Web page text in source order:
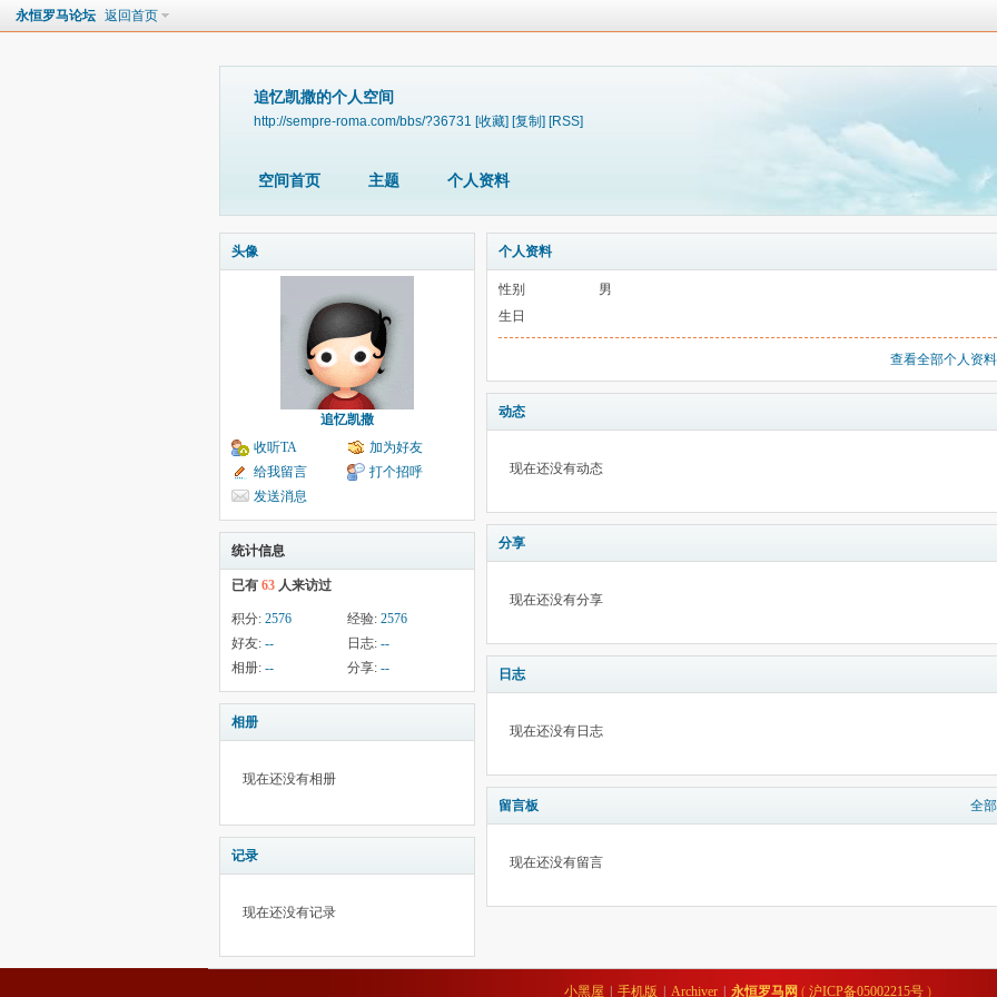
永恒罗马论坛 返回首页
追忆凯撒的个人空间
http://sempre-roma.com/bbs/?36731 [收藏] [复制] [RSS]
空间首页 主题 个人资料
头像
追忆凯撒
收听TA
加为好友
给我留言
打个招呼
发送消息
统计信息
已有 63 人来访过
积分: 2576 经验: 2576
好友: -- 日志: --
相册: -- 分享: --
相册
现在还没有相册
记录
现在还没有记录
个人资料
性别
男
生日
查看全部个人资料
动态
现在还没有动态
分享
现在还没有分享
日志
现在还没有日志
留言板 全部
现在还没有留言
小黑屋 手机版 Archiver 永恒罗马网 ( 沪ICP备05002215号 )